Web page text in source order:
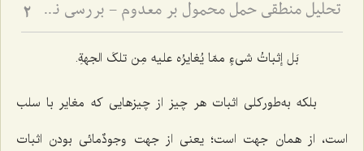
تحلیل منطقی حمل محمول بر معدوم - بررسی نسبت میان وجود ذهنی و صدق قضایای حملیه 2
بَل إثباتُ شی‌ءٍ ممّا یُغایرُه علیه مِن تلکَ الجهةِ.
بلکه به‌طورکلی اثبات هر چیز از چیزهایی که مغایر با سلب
است، از همان جهت است؛ یعنی از جهت وجودٌمائی بودن اثبات